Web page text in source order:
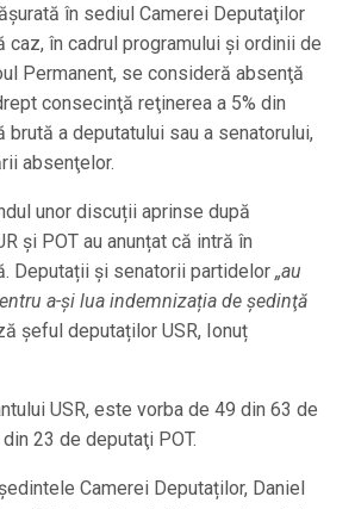
în sediul Camerei Deputaţilor
caz, în cadrul programului şi ordinii de
Permanent, se consideră absenţă
consecinţă reţinerea a 5% din
brută a deputatului sau a senatorului,
absenţelor.
unor discuții aprinse după
și POT au anunțat că intră în
Deputații și senatorii partidelor „au
a-și lua indemnizația de şedinţă
șeful deputaților USR, Ionuț
USR, este vorba de 49 din 63 de
23 de deputaţi POT.
Camerei Deputaților, Daniel